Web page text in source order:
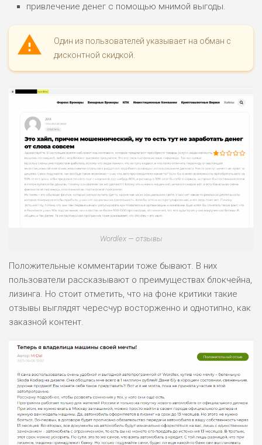
ВСЕМ
РИСКИ: НИЗКИЕ
привлечение денег с помощью мнимой выгоды.
Один из пользователей указывает на обман с
дисконтной скидкой.
Wordlex — отзывы
Положительные комментарии тоже бывают. В них
пользователи рассказывают о преимуществах блокчейна,
лизинга. Но стоит отметить, что на фоне критики такие
отзывы выглядят чересчур восторженно и однотипно, как
заказной контент.